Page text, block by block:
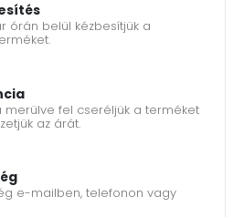
órán belül kézbesítjük a
merülve fel cseréljük a terméket
az árát.
e-mailben, telefonon vagy